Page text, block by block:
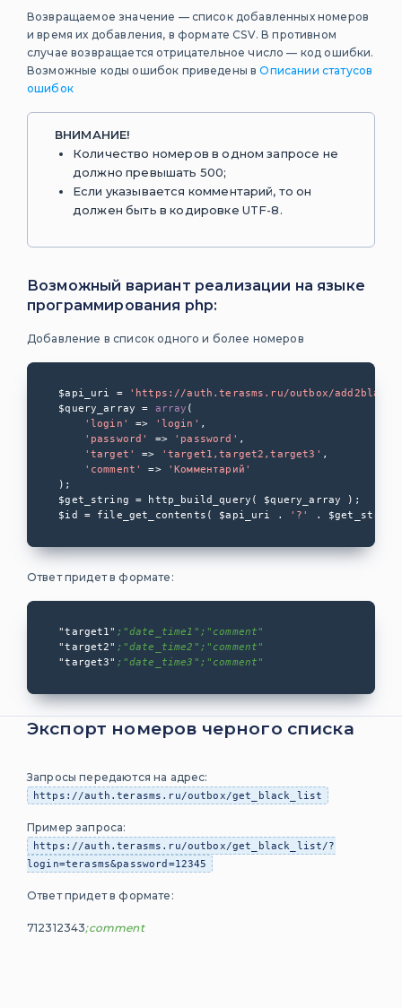
E-mail
Валидация
e-mail
PUSH-
уведомления
Коды
ошибок
статусов на url
Черный список
баланса
Определение
оператора РФ
по номеру
Входящие SMS-
сообщения
USSD сервис
Mindbox
Opencart
1C Битрикс
Рассылка СМС
из 1С
Подтверждение
дисконтной
карты по SMS в
Возвращаемое значение — список добавленных номеров
и время их добавления, в формате CSV. В противном
случае возвращается отрицательное число — код ошибки.
Возможные коды ошибок приведены вОписании статусов
ошибок
ВНИМАНИЕ!
Количество номеров в одном запросе не
должно превышать 500;
Если указывается комментарий, то он
должен быть в кодировке UTF-8.
Возможный вариант реализации на языке
программирования php:
Добавление в список одного и более номеров
$api_uri =
'https://auth.terasms.ru/outbox/
$query_array = array (
'login'
=> 'login' ,
'password'
=> 'password' ,
'target'
=> 'target1,target2,target3' ,
'comment'
=>
'Комментарий'
);
$get_string = http_build_query( $query_array );
$id = file_get_contents( $api_uri .
'?' .
Ответ придет в формате:
"target1" ;"date_time1";"comment"
"target2" ;"date_time2";"comment"
"target3" ;"date_time3";"comment"
Экспорт номеров черного списка
Запросы передаются на адрес:
https://auth.terasms.ru/outbox/get_black_list
Пример запроса:
https://auth.terasms.ru/outbox/get_black_list/?
login=terasms&password=12345
Ответ придет в формате:
712312343;comment